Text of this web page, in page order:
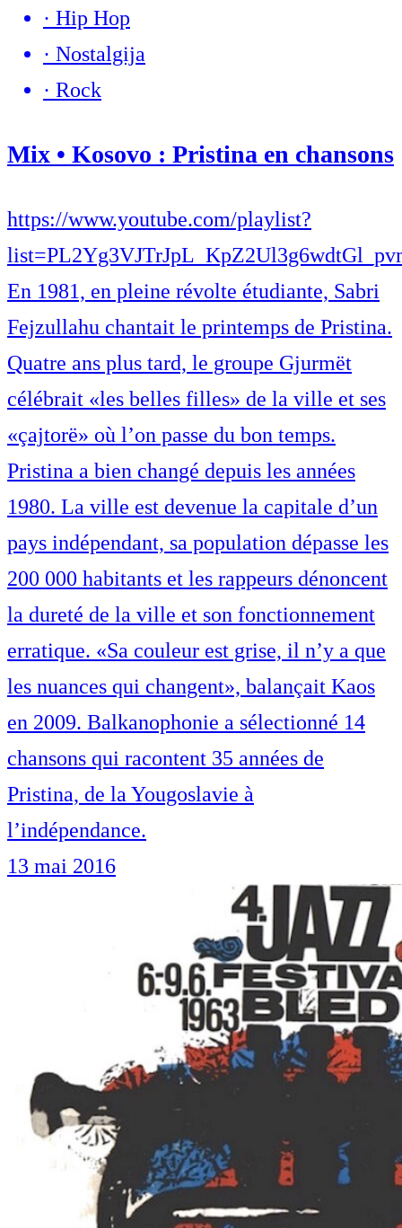
· Hip Hop
· Nostalgija
· Rock
Mix • Kosovo : Pristina en chansons
https://www.youtube.com/playlist?
En 1981, en pleine révolte étudiante, Sabri
Fejzullahu chantait le printemps de Pristina.
Quatre ans plus tard, le groupe Gjurmët
célébrait «les belles filles» de la ville et ses
«çajtorë» où l’on passe du bon temps.
Pristina a bien changé depuis les années
1980. La ville est devenue la capitale d’un
pays indépendant, sa population dépasse les
200 000 habitants et les rappeurs dénoncent
la dureté de la ville et son fonctionnement
erratique. «Sa couleur est grise, il n’y a que
les nuances qui changent», balançait Kaos
en 2009. Balkanophonie a sélectionné 14
chansons qui racontent 35 années de
Pristina, de la Yougoslavie à
l’indépendance.
13 mai 2016